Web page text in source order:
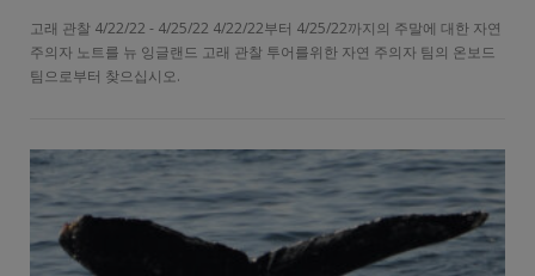
고래 관찰 4/22/22 - 4/25/22 4/22/22부터 4/25/22까지의 주말에 대한 자연
주의자 노트를 뉴 잉글랜드 고래 관찰 투어를위한 자연 주의자 팀의 온보드
팀으로부터 찾으십시오.